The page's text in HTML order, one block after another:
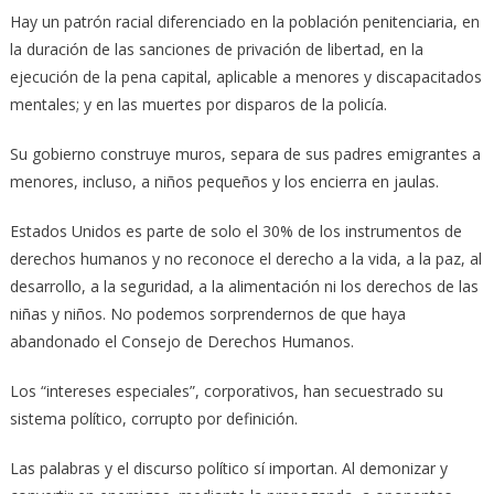
Hay un patrón racial diferenciado en la población penitenciaria, en
la duración de las sanciones de privación de libertad, en la
ejecución de la pena capital, aplicable a menores y discapacitados
mentales; y en las muertes por disparos de la policía.
Su gobierno construye muros, separa de sus padres emigrantes a
menores, incluso, a niños pequeños y los encierra en jaulas.
Estados Unidos es parte de solo el 30% de los instrumentos de
derechos humanos y no reconoce el derecho a la vida, a la paz, al
desarrollo, a la seguridad, a la alimentación ni los derechos de las
niñas y niños. No podemos sorprendernos de que haya
abandonado el Consejo de Derechos Humanos.
Los “intereses especiales”, corporativos, han secuestrado su
sistema político, corrupto por definición.
Las palabras y el discurso político sí importan. Al demonizar y